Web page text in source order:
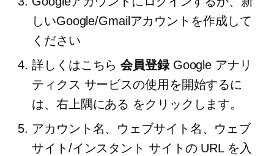
しいGoogle/Gmailアカウントを作成して
ください
詳しくはこちら会員登録Google アナリ
ティクス サービスの使用を開始するに
は、右上隅にある をクリックします。
アカウント名、ウェブサイト名、ウェブ
サイト/インスタント サイトの URL を入